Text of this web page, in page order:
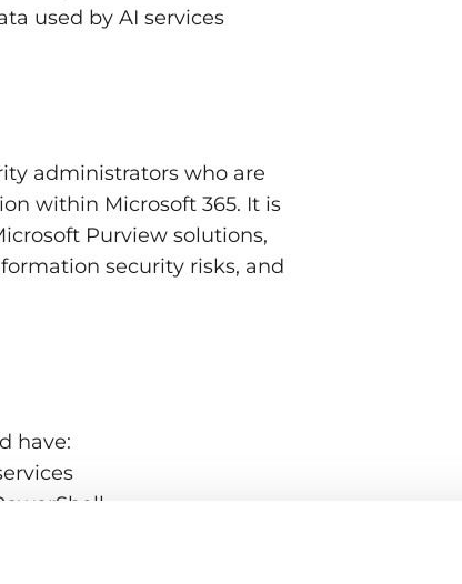
(30–35%)
used by AI services
administrators who are
within Microsoft 365. It is
Purview solutions,
security risks, and
have:
Purview, and